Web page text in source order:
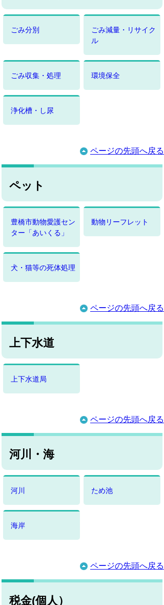
ごみ分別
ごみ減量・リサイク
ル
ごみ収集・処理 環境保全
浄化槽・し尿
ページの先頭へ戻る
ペット
豊橋市動物愛護セン
ター「あいくる」
動物リーフレット
犬・猫等の死体処理
ページの先頭へ戻る
上下水道
上下水道局
ページの先頭へ戻る
河川・海
河川 ため池
海岸
ページの先頭へ戻る
税金(個人）